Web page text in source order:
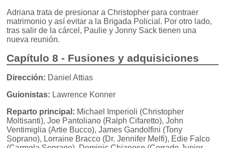
Adriana trata de presionar a Christopher para contraer
matrimonio y así evitar a la Brigada Policial. Por otro lado,
tras salir de la cárcel, Paulie y Jonny Sack tienen una
nueva reunión.
Capítulo 8 - Fusiones y adquisiciones
Dirección: Daniel Attias
Guionistas: Lawrence Konner
Reparto principal: Michael Imperioli (Christopher
Moltisanti), Joe Pantoliano (Ralph Cifaretto), John
Ventimiglia (Artie Bucco), James Gandolfini (Tony
Soprano), Lorraine Bracco (Dr. Jennifer Melfi), Edie Falco